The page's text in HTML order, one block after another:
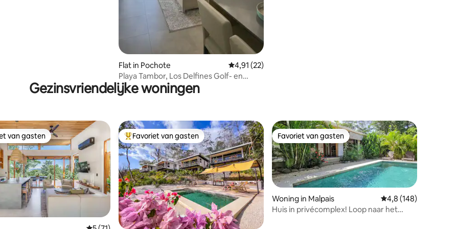
Flat in Pochote Gemiddelde beoordeling van 4,91 op 5, 22 recensies
4,91 (22)
Playa Tambor, Los Delfines Golf- en
Countryclub
Gezinsvriendelijke woningen
van gasten
van gasten Topfavoriet van gasten
Favoriet van gasten Favoriet van gasten
Favoriet van gasten
Woning in Malpais Gemiddelde
4,8 (148)
Huis in privécomplex! Loop naar het